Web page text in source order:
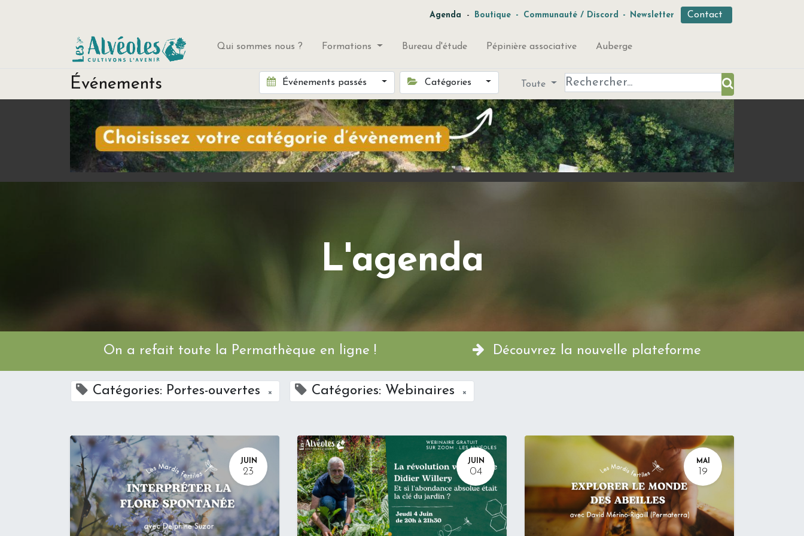
Agenda - Boutique - Communauté / Discord - Newsletter Contact
Qui sommes nous ? Formations Bureau d'étude Pépinière associative Auberge
Événements Événements passés Catégories Toute
L'agenda
On a refait toute la Permathèque en ligne ! Découvrez la nouvelle plateforme
Catégories: Portes-ouvertes × Catégories: Webinaires ×
JUIN
23
JUIN
04
MAI
19